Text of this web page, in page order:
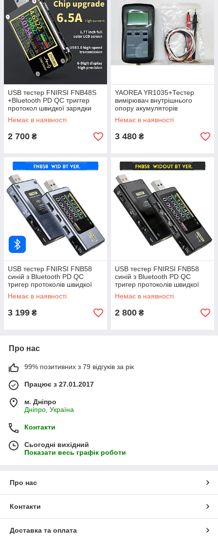
USB тестер FNIRSI FNB48S
+Bluetooth PD QC триггер
протокол швидкої зарядки
Вольтометр Амперметр
тестер посудин
Немає в наявності
2 700 ₴
YAOREA YR1035+Тестер
вимірювач внутрішнього
опору акумуляторів
міліметром
Немає в наявності
3 480 ₴
USB тестер FNIRSI FNB58
синій з Bluetooth PD QC
тригер протоколів швидкої
зарядки тестер ємності
Немає в наявності
3 199 ₴
USB тестер FNIRSI FNB58
синій з Bluetooth PD QC
тригер протоколів швидкої
зарядки тестер ємності
Немає в наявності
2 800 ₴
Про нас
99% позитивних з 79 відгуків за рік
Працює з 27.01.2017
м. Дніпро
Дніпро, Україна
Контакти
Сьогодні вихідний
Показати весь графік роботи
Про нас
Контакти
Доставка та оплата